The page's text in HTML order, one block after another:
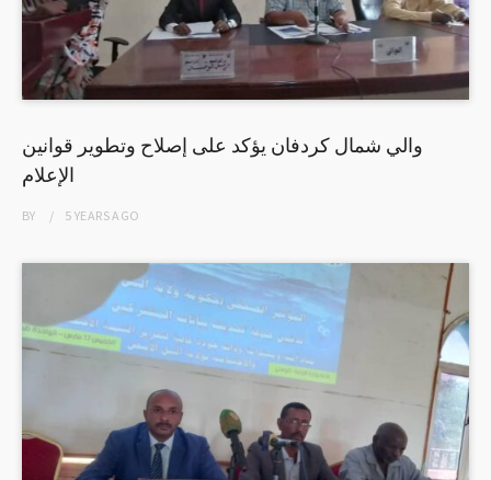
والي شمال كردفان يؤكد على إصلاح وتطوير قوانين
الإعلام
BY 5 YEARSAGO